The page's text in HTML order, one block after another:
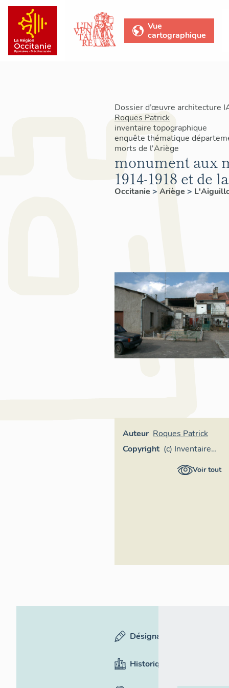
Vue
cartographique
Dossier d’œuvre architecture
Roques Patrick
inventaire topographique
enquête thématique
morts de l'Ariège
monument aux
1914-1918 et de
Occitanie > Ariège >
Auteur Roques Patrick
Copyright (c) Inventaire
général Région
Voir tout
Désignation
Historique